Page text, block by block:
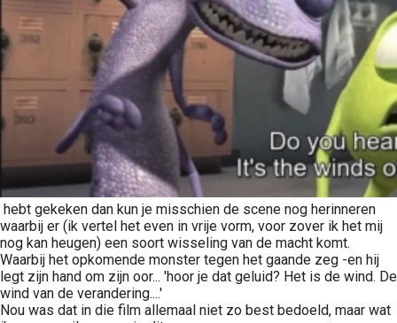
hebt gekeken dan kun je misschien de scene nog herinneren
waarbij er (ik vertel het even in vrije vorm, voor zover ik het mij
nog kan heugen) een soort wisseling van de macht komt.
Waarbij het opkomende monster tegen het gaande zeg -en hij
legt zijn hand om zijn oor... 'hoor je dat geluid? Het is de wind. De
wind van de verandering....'
Nou was dat in die film allemaal niet zo best bedoeld, maar wat